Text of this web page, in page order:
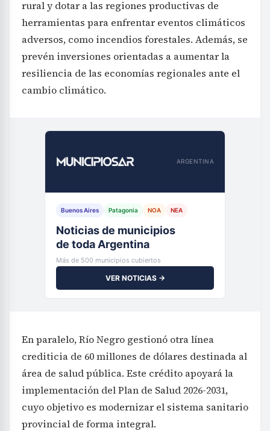
rural y dotar a las regiones productivas de
herramientas para enfrentar eventos climáticos
adversos, como incendios forestales. Además, se
prevén inversiones orientadas a aumentar la
resiliencia de las economías regionales ante el
cambio climático.
ARGENTINA
Buenos Aires Patagonia NOA NEA
Noticias de municipios
de toda Argentina
Más de 500 municipios cubiertos
VER NOTICIAS →
En paralelo, Río Negro gestionó otra línea
crediticia de 60 millones de dólares destinada al
área de salud pública. Este crédito apoyará la
implementación del Plan de Salud 2026-2031,
cuyo objetivo es modernizar el sistema sanitario
provincial de forma integral.